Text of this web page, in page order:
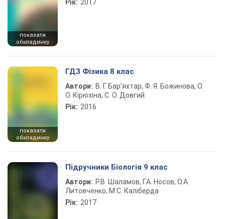
показати
обкладинку
Рік: 2017
показати
обкладинку
ГДЗ Фізика 8 клас
Автори: В. Г. Бар’яхтар, Ф. Я. Божинова, О.
О. Кірюхіна, С. О. Довгий
Рік: 2016
Підручники Біологія 9 клас
Автори: Р.В. Шаламов, Г.А. Носов, О.А.
Литовченко, М.С. Каліберда
Рік: 2017